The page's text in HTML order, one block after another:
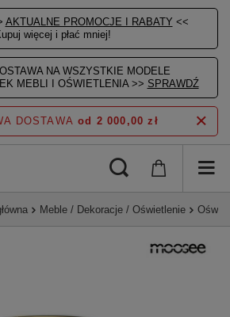
AKTUALNE PROMOCJE I RABATY <<
więcej i płać mniej!
NA WSZYSTKIE MODELE
MEBLI I OŚWIETLENIA >> SPRAWDŹ
DOSTAWA od 2 000,00 zł
Meble / Dekoracje / Oświetlenie